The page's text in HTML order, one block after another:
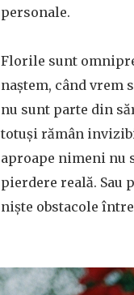
personale.
Florile sunt
naștem, când vrem
nu sunt parte din
totuși rămân
aproape nimeni nu
pierdere reală. Sau
niște obstacole